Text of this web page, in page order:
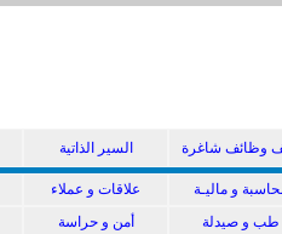
وظائف شاغرة السير الذاتية
و ماليـة علاقات و عملاء
طب و صيدلة أمن و حراسة